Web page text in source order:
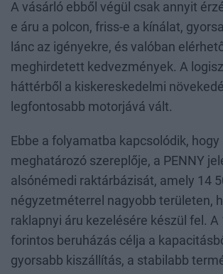
A vásárló ebből végül csak annyit
e áru a polcon, friss-e a kínálat,
lánc az igényekre, és valóban
meghirdetett kedvezmények. A
háttérből a kiskereskedelmi
legfontosabb motorjává vált.
Ebbe a folyamatba kapcsolódik,
meghatározó szereplője, a PENNY
alsónémedi raktárbázisát, amely 14
négyzetméterrel nagyobb területen,
raklapnyi áru kezelésére készül fel. A
forintos beruházás célja a
gyorsabb kiszállítás, a stabilabb